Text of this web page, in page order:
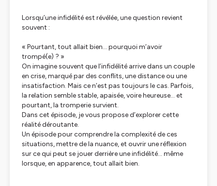
Lorsqu’une infidélité est révélée, une question revient
souvent :
« Pourtant, tout allait bien… pourquoi m’avoir
trompé(e) ? »
On imagine souvent que l’infidélité arrive dans un couple
en crise, marqué par des conflits, une distance ou une
insatisfaction. Mais ce n’est pas toujours le cas. Parfois,
la relation semble stable, apaisée, voire heureuse… et
pourtant, la tromperie survient.
Dans cet épisode, je vous propose d’explorer cette
réalité déroutante.
Un épisode pour comprendre la complexité de ces
situations, mettre de la nuance, et ouvrir une réflexion
sur ce qui peut se jouer derrière une infidélité… même
lorsque, en apparence, tout allait bien.